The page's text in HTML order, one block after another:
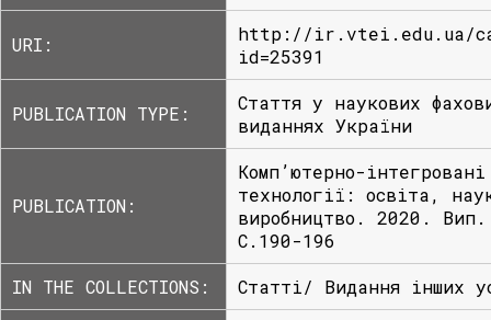
URI:
http://ir.vtei.edu.ua/
id=25391
PUBLICATION TYPE:
Стаття у наукових
виданнях України
PUBLICATION:
Комп’ютерно-інтегровані
технології: освіта,
виробництво. 2020.
С.190-196
IN THE COLLECTIONS:
Статті/ Видання інших